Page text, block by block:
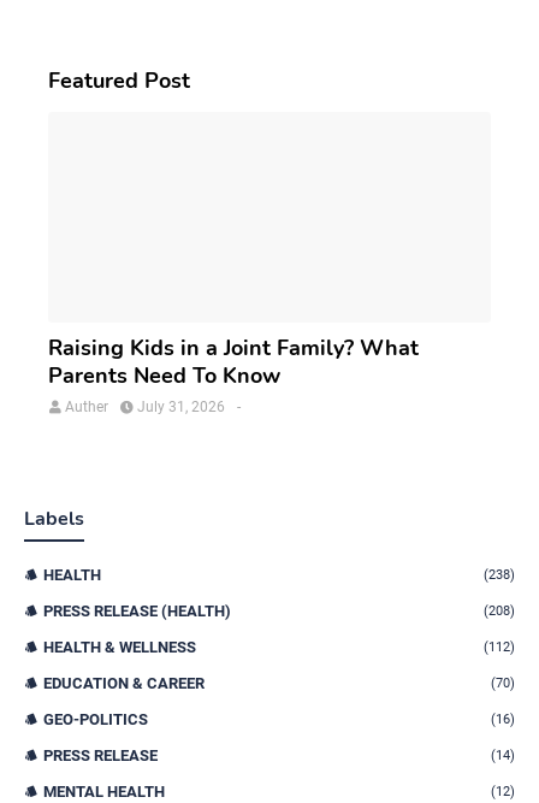
Featured Post
Raising Kids in a Joint Family? What
Parents Need To Know
Auther -
July 31, 2026
Labels
HEALTH (238)
PRESS RELEASE (HEALTH) (208)
HEALTH & WELLNESS (112)
EDUCATION & CAREER (70)
GEO-POLITICS (16)
PRESS RELEASE (14)
MENTAL HEALTH (12)